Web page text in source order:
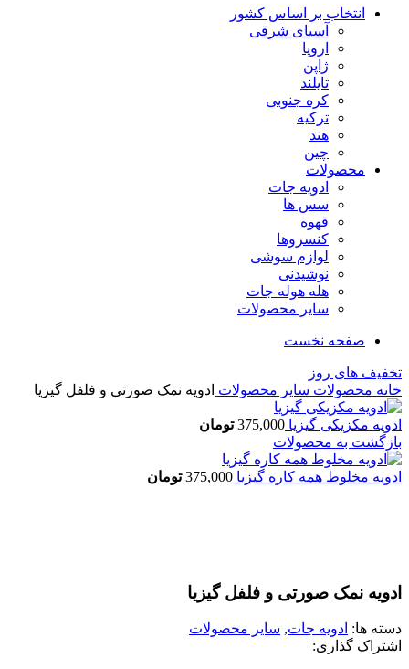
انتخاب بر اساس کشور
آسیای شرقی
اروپا
ژاپن
تایلند
کره جنوبی
ترکیه
هند
چین
محصولات
ادویه جات
سس ها
قهوه
کنسروها
لوازم سوشی
نوشیدنی
هله هوله جات
سایر محصولات
صفحه نخست
تخفیف های روز
خانه محصولات سایر محصولات ادویه نمک صورتی و فلفل گیزیا
ادویه مکزیکی گیزیا 375,000 تومان
بازگشت به محصولات
ادویه مخلوط همه کاره گیزیا 375,000 تومان
ادویه نمک صورتی و فلفل گیزیا
دسته ها: ادویه جات, سایر محصولات
اشتراک گذاری: